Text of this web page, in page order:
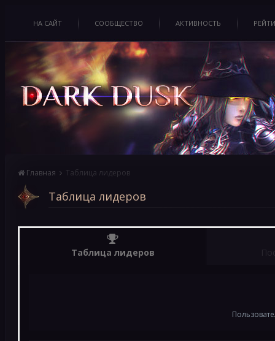
НА САЙТ СООБЩЕСТВО АКТИВНОСТЬ
Главная Таблица лидеров
Таблица лидеров
Таблица лидеров